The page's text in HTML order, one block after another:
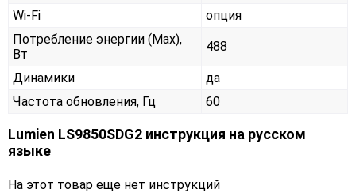
Wi-Fi
опция
Потребление энергии (Max),
Вт
488
Динамики
да
Частота обновления, Гц
60
Lumien LS9850SDG2 инструкция на русском
языке
На этот товар еще нет инструкций